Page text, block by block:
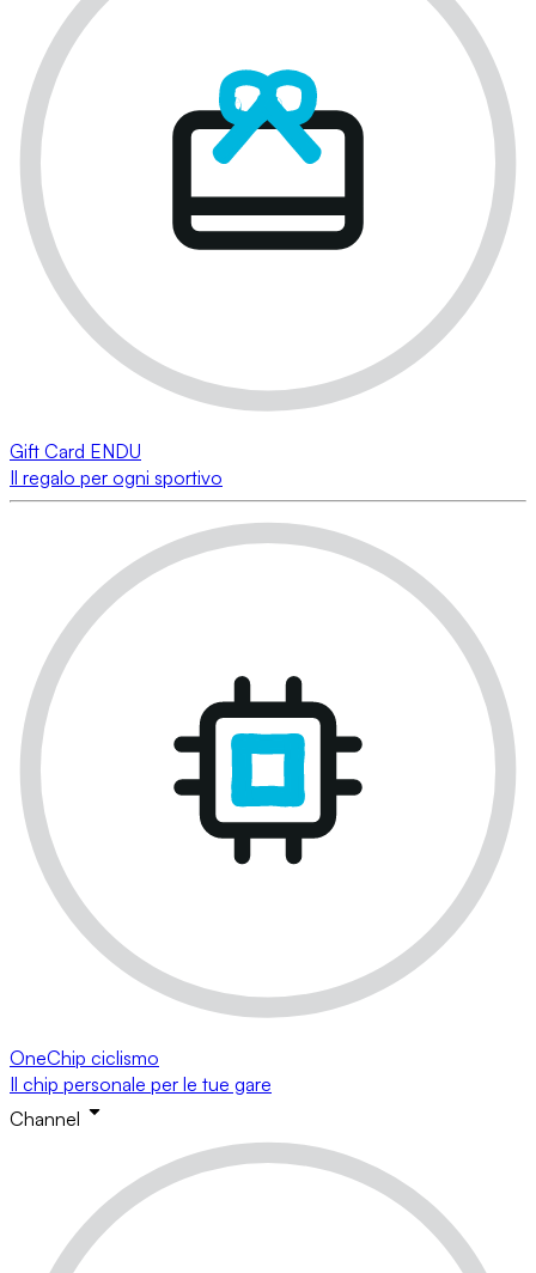
Gift Card ENDU
Il regalo per ogni sportivo
OneChip ciclismo
Il chip personale per le tue gare
Channel